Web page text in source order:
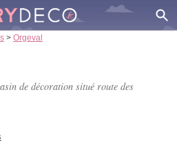
> Orgeval
de décoration situé route des